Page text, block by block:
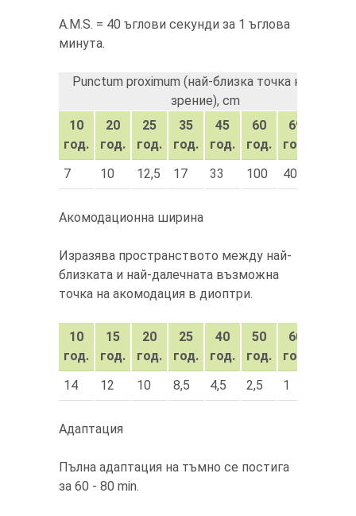
A.M.S. = 40 ъглови секунди за 1 ъглова
минута.
Punctum proximum (най-близка точка на ясно
зрение), cm
10
год.
20
год.
25
год.
35
год.
45
год.
60
год.
69
год.
7
10 12,5 17 33 100 400
Акомодационна ширина
Изразява пространството между най-
близката и най-далечната възможна
точка на акомодация в диоптри.
10
год.
15
год.
20
год.
25
год.
40
год.
50
год.
60
год.
14
12 10 8,5 4,5 2,5 1
Адаптация
Пълна адаптация на тъмно се постига
за 60 - 80 min.